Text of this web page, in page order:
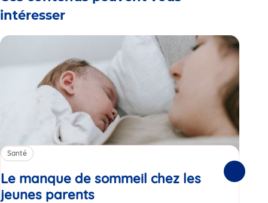
intéresser
Santé
Le manque de sommeil chez les
jeunes parents